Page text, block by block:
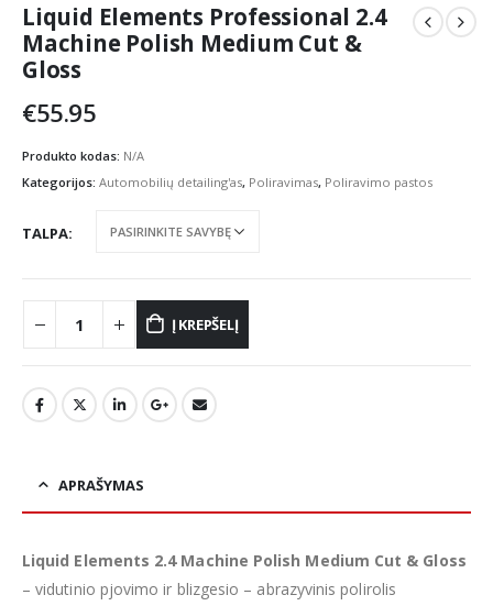
Liquid Elements Professional 2.4
Machine Polish Medium Cut &
Gloss
€55.95
Produkto kodas: N/A
Kategorijos: Automobilių detailing'as, Poliravimas, Poliravimo pastos
TALPA
Į KREPŠELĮ
APRAŠYMAS
Liquid Elements 2.4 Machine Polish Medium Cut & Gloss
– vidutinio pjovimo ir blizgesio – abrazyvinis polirolis